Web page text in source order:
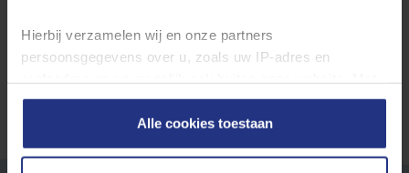
Hierbij verzamelen wij en onze partners
persoonsgegevens over u, zoals uw IP‑adres en
deze gegevens kunnen wij een profiel van u opbouwen
zodat wij onze content en communicatie kunnen
afstemmen op uw voorkeuren. Partners kunnen deze
Alle cookies toestaan